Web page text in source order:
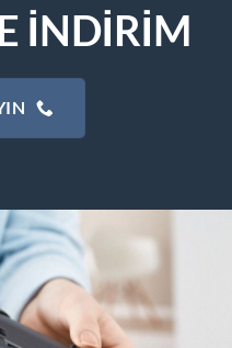
İNDİRİM